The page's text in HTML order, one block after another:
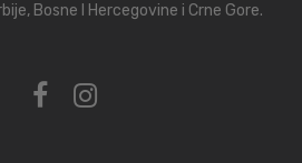
Bosne I Hercegovine i Crne Gore.